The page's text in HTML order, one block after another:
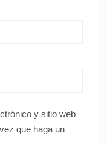
y sitio web
que haga un